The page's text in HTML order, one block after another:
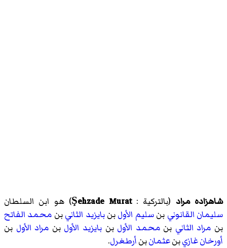
شاهزاده مراد (بالتركية :Şehzade Murat) هو ابن السلطان
سليمان القانوني بنسليم الأولبنبايزيد الثانيبن محمد الفاتح
بن مراد الثاني بنمحمد الأول بنبايزيد الأول بن مراد الأول بن
أورخان غازيبنعثمانبنأرطغرل.